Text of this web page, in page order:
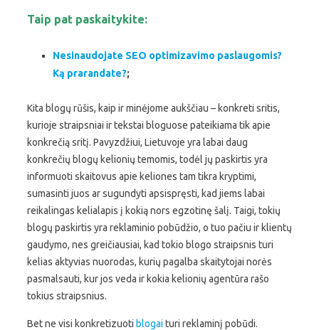
Taip pat paskaitykite:
Nesinaudojate SEO optimizavimo paslaugomis?
Ką prarandate?;
Kita blogų rūšis, kaip ir minėjome aukščiau – konkreti sritis,
kurioje straipsniai ir tekstai bloguose pateikiama tik apie
konkrečią sritį. Pavyzdžiui, Lietuvoje yra labai daug
konkrečių blogų kelionių temomis, todėl jų paskirtis yra
informuoti skaitovus apie keliones tam tikra kryptimi,
sumasinti juos ar sugundyti apsispręsti, kad jiems labai
reikalingas kelialapis į kokią nors egzotinę šalį. Taigi, tokių
blogų paskirtis yra reklaminio pobūdžio, o tuo pačiu ir klientų
gaudymo, nes greičiausiai, kad tokio blogo straipsnis turi
kelias aktyvias nuorodas, kurių pagalba skaitytojai norės
pasmalsauti, kur jos veda ir kokia kelionių agentūra rašo
tokius straipsnius.
Bet ne visi konkretizuoti blogaituri reklaminį pobūdi.